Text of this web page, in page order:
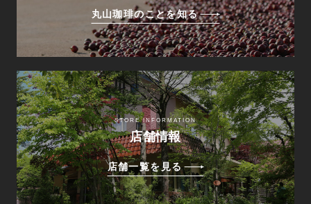
丸山珈琲のことを知る
STORE INFORMATION
店舗情報
店舗一覧を見る